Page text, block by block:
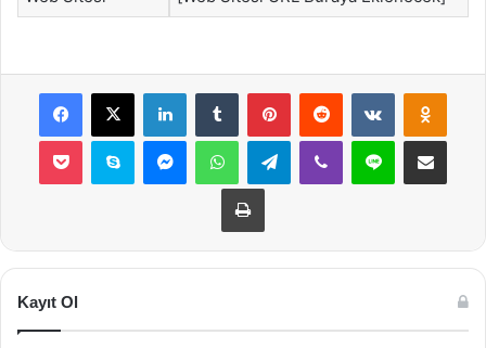
Facebook
X LinkedInTumblr PinterestReddit VKontakte
Pocket Skype MessengerWhatsAppTelegramViber Line E-Posta ile
Yazdır
Kayıt Ol